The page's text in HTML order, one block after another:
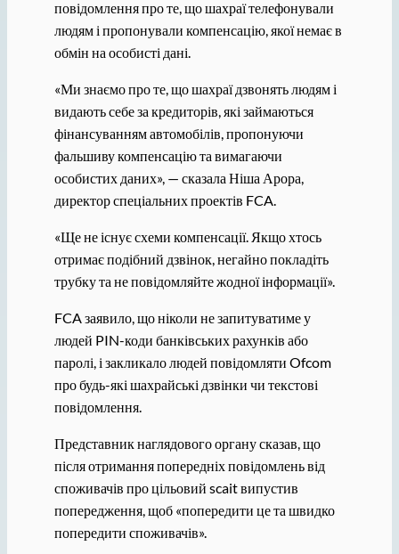
повідомлення про те, що шахраї телефонували
людям і пропонували компенсацію, якої немає в
обмін на особисті дані.
«Ми знаємо про те, що шахраї дзвонять людям і
видають себе за кредиторів, які займаються
фінансуванням автомобілів, пропонуючи
фальшиву компенсацію та вимагаючи
особистих даних», — сказала Ніша Арора,
директор спеціальних проектів FCA.
«Ще не існує схеми компенсації. Якщо хтось
отримає подібний дзвінок, негайно покладіть
трубку та не повідомляйте жодної інформації».
FCA заявило, що ніколи не запитуватиме у
людей PIN-коди банківських рахунків або
паролі, і закликало людей повідомляти Ofcom
про будь-які шахрайські дзвінки чи текстові
повідомлення.
Представник наглядового органу сказав, що
після отримання попередніх повідомлень від
споживачів про цільовий scait випустив
попередження, щоб «попередити це та швидко
попередити споживачів».